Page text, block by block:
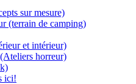
sur mesure)
(terrain de camping)
et intérieur)
horreur)
ici!